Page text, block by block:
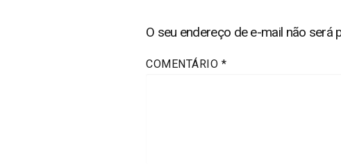
O seu endereço de e-mail não será
COMENTÁRIO *